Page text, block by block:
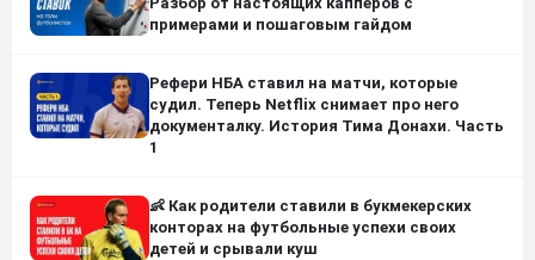
примерами и пошаговым гайдом
Рефери НБА ставил на матчи, которые
судил. Теперь Netflix снимает про него
документалку. История Тима Донахи. Часть
1
👶 Как родители ставили в букмекерских
конторах на футбольные успехи своих
детей и срывали куш